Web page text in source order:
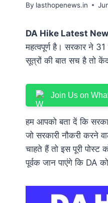
By lasthopenews.in
DA Hike Latest
महत्वपूर्ण है। सरकार ने
सूत्रों की बात सच है तो
Join Us on
हम आपको बता दें कि
जो सरकारी नौकरी करने
चाहते हैं तो इस पूरी
पूर्वक जान पाएंगे कि DA